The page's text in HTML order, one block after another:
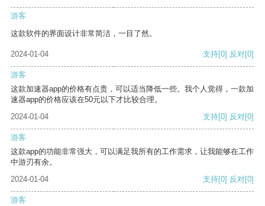
游客
这款软件的界面设计非常简洁，一目了然。
2024-01-04 支持[0] 反对[0]
游客
这款加速器app的价格有点贵，可以适当降低一些。我个人觉得，一款加
速器app的价格应该在50元以下才比较合理。
2024-01-04
支持[0] 反对[0]
游客
这款app的功能非常强大，可以满足我所有的工作需求，让我能够在工作
中游刃有余。
2024-01-04
支持[0] 反对[0]
游客